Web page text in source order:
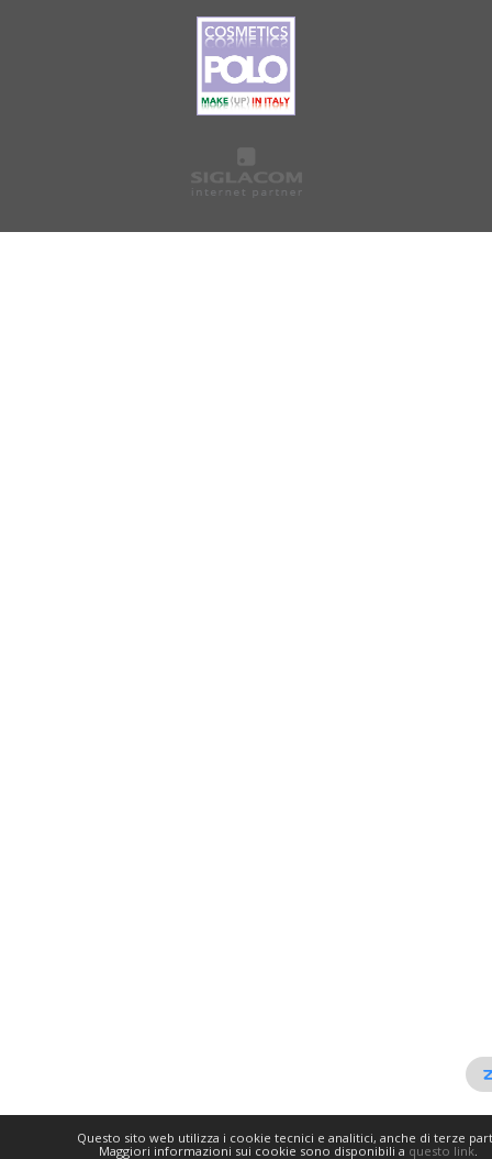
Questo sito web utilizza i cookie tecnici e analitici, anche di terze
Maggiori informazioni sui cookie sono disponibili a questo link.